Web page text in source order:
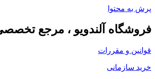
پرش به محتوا
فروشگاه آلندویو ، مرجع
قوانین و مقررات
خرید سازمانی